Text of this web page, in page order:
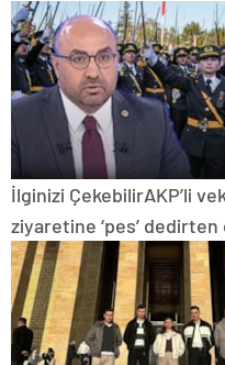
İlginizi ÇekebilirAKP’li
ziyaretine ‘pes’ dedirten